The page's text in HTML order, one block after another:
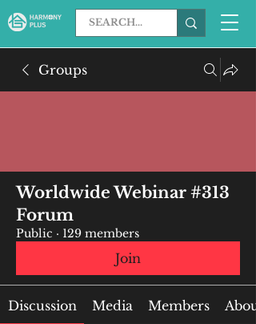
Groups
Worldwide Webinar #313
Forum
Public · 129 members
Join
Discussion Media Members About